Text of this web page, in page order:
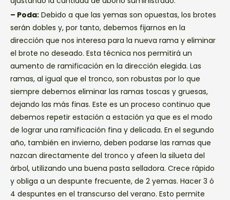
– Poda: Debido a que las yemas son opuestas, los brotes
serán dobles y, por tanto, debemos fijarnos en la
dirección que nos interesa para la nueva rama y eliminar
el brote no deseado. Esta técnica nos permitirá un
aumento de ramificación en la dirección elegida. Las
ramas, al igual que el tronco, son robustas por lo que
siempre debemos eliminar las ramas toscas y gruesas,
dejando las más finas. Este es un proceso continuo que
debemos repetir estación a estación ya que es el modo
de lograr una ramificación fina y delicada. En el segundo
año, también en invierno, deben podarse las ramas que
nazcan directamente del tronco y afeen la silueta del
árbol, utilizando una buena pasta selladora. Crece rápido
y obliga a un despunte frecuente, de 2 yemas. Hacer 3 ó
4 despuntes en el transcurso del verano. Esto permite